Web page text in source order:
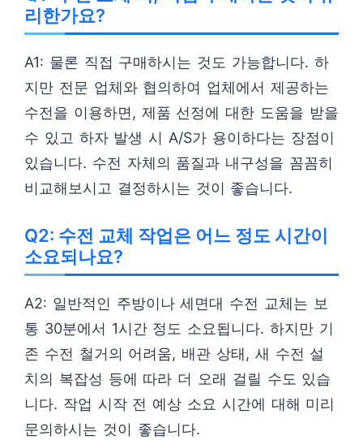
리한가요?
A1: 물론 직접 구매하시는 것도 가능합니다. 하
지만 전문 업체와 협의하여 업체에서 제공하는
수전을 이용하면, 제품 선정에 대한 도움을 받을
수 있고 하자 발생 시 A/S가 용이하다는 장점이
있습니다. 수전 자체의 품질과 내구성을 꼼꼼히
비교해보시고 결정하시는 것이 좋습니다.
Q2: 수전 교체 작업은 어느 정도 시간이
소요되나요?
A2: 일반적인 주방이나 세면대 수전 교체는 보
통 30분에서 1시간 정도 소요됩니다. 하지만 기
존 수전 철거의 어려움, 배관 상태, 새 수전 설
치의 복잡성 등에 따라 더 오래 걸릴 수도 있습
니다. 작업 시작 전 예상 소요 시간에 대해 미리
문의하시는 것이 좋습니다.